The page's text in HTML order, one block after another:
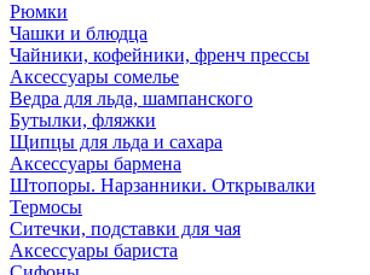
Рюмки
Чашки и блюдца
Чайники, кофейники, френч прессы
Аксессуары сомелье
Ведра для льда, шампанского
Бутылки, фляжки
Щипцы для льда и сахара
Аксессуары бармена
Штопоры. Нарзанники. Открывалки
Термосы
Ситечки, подставки для чая
Аксессуары бариста